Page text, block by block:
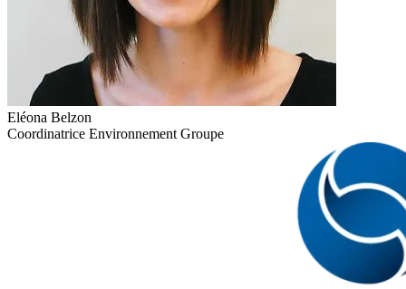
Eléona Belzon
Coordinatrice Environnement Groupe